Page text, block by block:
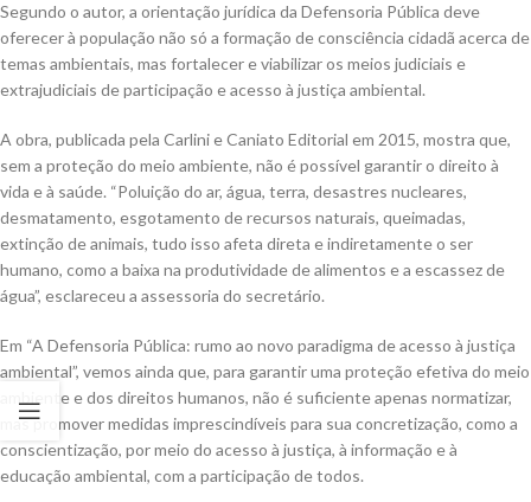
Segundo o autor, a orientação jurídica da Defensoria Pública deve
oferecer à população não só a formação de consciência cidadã acerca de
temas ambientais, mas fortalecer e viabilizar os meios judiciais e
extrajudiciais de participação e acesso à justiça ambiental.
A obra, publicada pela Carlini e Caniato Editorial em 2015, mostra que,
sem a proteção do meio ambiente, não é possível garantir o direito à
vida e à saúde. “Poluição do ar, água, terra, desastres nucleares,
desmatamento, esgotamento de recursos naturais, queimadas,
extinção de animais, tudo isso afeta direta e indiretamente o ser
humano, como a baixa na produtividade de alimentos e a escassez de
água”, esclareceu a assessoria do secretário.
Em “A Defensoria Pública: rumo ao novo paradigma de acesso à justiça
ambiental”, vemos ainda que, para garantir uma proteção efetiva do meio
ambiente e dos direitos humanos, não é suficiente apenas normatizar,
mas promover medidas imprescindíveis para sua concretização, como a
conscientização, por meio do acesso à justiça, à informação e à
educação ambiental, com a participação de todos.